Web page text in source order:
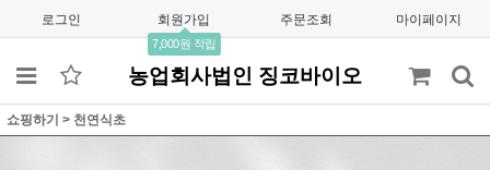
로그인 회원가입
7,000원 적립
주문조회 마이페이지
농업회사법인 징코바이오
쇼핑하기 > 천연식초